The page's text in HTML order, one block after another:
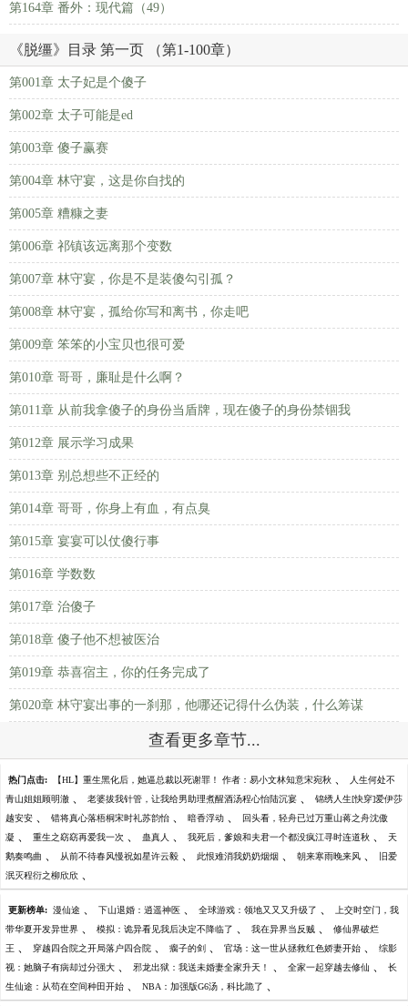
第164章 番外：现代篇（49）
《脱缰》目录 第一页 （第1-100章）
第001章 太子妃是个傻子
第002章 太子可能是ed
第003章 傻子赢赛
第004章 林守宴，这是你自找的
第005章 糟糠之妻
第006章 祁镇该远离那个变数
第007章 林守宴，你是不是装傻勾引孤？
第008章 林守宴，孤给你写和离书，你走吧
第009章 笨笨的小宝贝也很可爱
第010章 哥哥，廉耻是什么啊？
第011章 从前我拿傻子的身份当盾牌，现在傻子的身份禁锢我
第012章 展示学习成果
第013章 别总想些不正经的
第014章 哥哥，你身上有血，有点臭
第015章 宴宴可以仗傻行事
第016章 学数数
第017章 治傻子
第018章 傻子他不想被医治
第019章 恭喜宿主，你的任务完成了
第020章 林守宴出事的一刹那，他哪还记得什么伪装，什么筹谋
查看更多章节...
热门点击: 【HL】重生黑化后，她逼总裁以死谢罪！ 作者：易小文林知意宋宛秋 、 人生何处不
青山姐姐顾明澈 、 老婆拔我针管，让我给男助理煮醒酒汤程心怡陆沉宴 、 锦绣人生[快穿]爱伊莎
越安安 、 错将真心落梧桐宋时礼苏韵怡 、 暗香浮动 、 回头看，轻舟已过万重山蒋之舟沈傲
凝 、 重生之窈窈再爱我一次 、 蛊真人 、 我死后，爹娘和夫君一个都没疯江寻时连道秋 、 天
鹅奏鸣曲 、 从前不待春风慢祝如星许云毅 、 此恨难消我奶奶烟烟 、 朝来寒雨晚来风 、 旧爱
泯灭程衍之柳欣欣 、
更新榜单: 漫仙途 、 下山退婚：逍遥神医 、 全球游戏：领地又又又升级了 、 上交时空门，我
带华夏开发异世界 、 模拟：诡异看见我后决定不降临了 、 我在异界当反贼 、 修仙界破烂
王 、 穿越四合院之开局落户四合院 、 瘸子的剑 、 官场：这一世从拯救红色娇妻开始 、 综影
视：她脑子有病却过分强大 、 邪龙出狱：我送未婚妻全家升天！ 、 全家一起穿越去修仙 、 长
生仙途：从苟在空间种田开始 、 NBA：加强版G6汤，科比跪了 、